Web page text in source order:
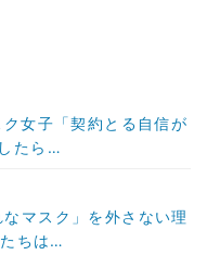
女子「契約とる自信が
たら…
マスク」を外さない理
ちは…